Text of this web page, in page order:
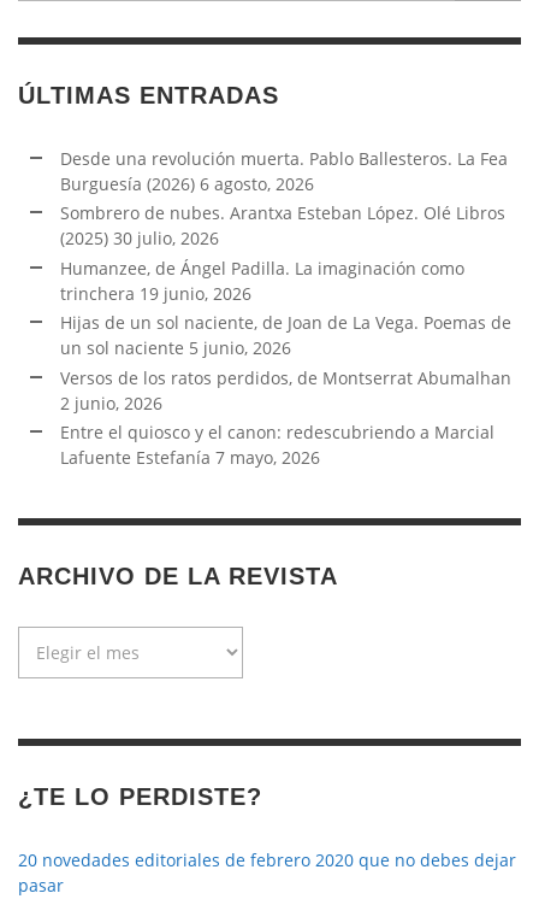
ÚLTIMAS ENTRADAS
Desde una revolución muerta. Pablo Ballesteros. La Fea
Burguesía (2026) 6 agosto, 2026
Sombrero de nubes. Arantxa Esteban López. Olé Libros
(2025) 30 julio, 2026
Humanzee, de Ángel Padilla. La imaginación como
trinchera 19 junio, 2026
Hijas de un sol naciente, de Joan de La Vega. Poemas de
un sol naciente 5 junio, 2026
Versos de los ratos perdidos, de Montserrat Abumalhan
2 junio, 2026
Entre el quiosco y el canon: redescubriendo a Marcial
Lafuente Estefanía 7 mayo, 2026
ARCHIVO DE LA REVISTA
¿TE LO PERDISTE?
20 novedades editoriales de febrero 2020 que no debes dejar
pasar